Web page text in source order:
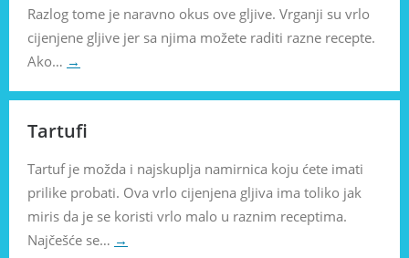
Razlog tome je naravno okus ove gljive. Vrganji su vrlo
cijenjene gljive jer sa njima možete raditi razne recepte.
Ako… →
Tartufi
Tartuf je možda i najskuplja namirnica koju ćete imati
prilike probati. Ova vrlo cijenjena gljiva ima toliko jak
miris da je se koristi vrlo malo u raznim receptima.
Najčešće se… →